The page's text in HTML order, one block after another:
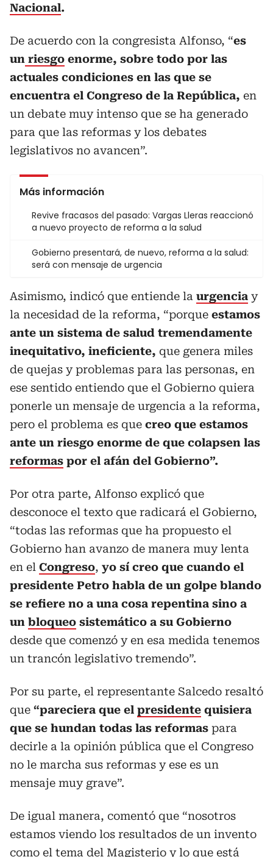
Nacional.
De acuerdo con la congresista Alfonso, “es
un riesgo enorme, sobre todo por las
actuales condiciones en las que se
encuentra el Congreso de la República, en
un debate muy intenso que se ha generado
para que las reformas y los debates
legislativos no avancen”.
Más información
Revive fracasos del pasado: Vargas Lleras reaccionó
a nuevo proyecto de reforma a la salud
Gobierno presentará, de nuevo, reforma a la salud:
será con mensaje de urgencia
Asimismo, indicó que entiende la urgencia y
la necesidad de la reforma, “porque estamos
ante un sistema de salud tremendamente
inequitativo, ineficiente, que genera miles
de quejas y problemas para las personas, en
ese sentido entiendo que el Gobierno quiera
ponerle un mensaje de urgencia a la reforma,
pero el problema es que creo que estamos
ante un riesgo enorme de que colapsen las
reformas por el afán del Gobierno”.
Por otra parte, Alfonso explicó que
desconoce el texto que radicará el Gobierno,
“todas las reformas que ha propuesto el
Gobierno han avanzo de manera muy lenta
en el Congreso, yo sí creo que cuando el
presidente Petro habla de un golpe blando
se refiere no a una cosa repentina sino a
un bloqueo sistemático a su Gobierno
desde que comenzó y en esa medida tenemos
un trancón legislativo tremendo”.
Por su parte, el representante Salcedo resaltó
que “pareciera que el presidente quisiera
que se hundan todas las reformas para
decirle a la opinión pública que el Congreso
no le marcha sus reformas y ese es un
mensaje muy grave”.
De igual manera, comentó que “nosotros
estamos viendo los resultados de un invento
como el tema del Magisterio y lo que está